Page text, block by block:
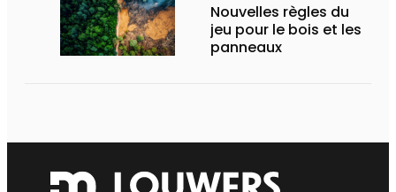
Nouvelles règles du
jeu pour le bois et les
panneaux